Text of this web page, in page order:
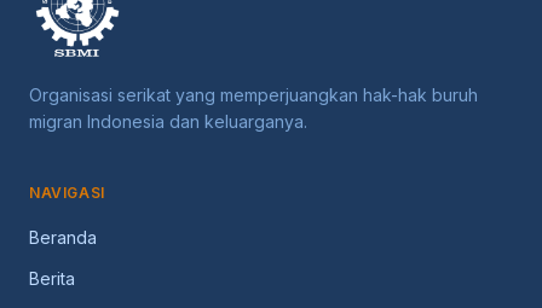
Organisasi serikat yang memperjuangkan hak-hak buruh
migran Indonesia dan keluarganya.
NAVIGASI
Beranda
Berita